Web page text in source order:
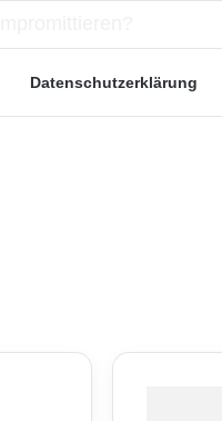
Datenschutzerklärung